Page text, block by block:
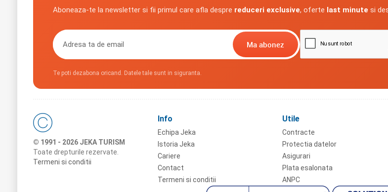
Aboneaza-te la newsletter si fii primul care afla despre reduceri exclusive, oferte last minute si
Te poti dezabona oricand. Datele tale sunt in siguranta.
© 1991 - 2026 JEKA TURISM
Toate drepturile rezervate.
Termeni si conditii
Info
Echipa Jeka
Istoria Jeka
Cariere
Contact
Termeni si conditii
Utile
Contracte
Protectia datelor
Asigurari
Plata esalonata
ANPC